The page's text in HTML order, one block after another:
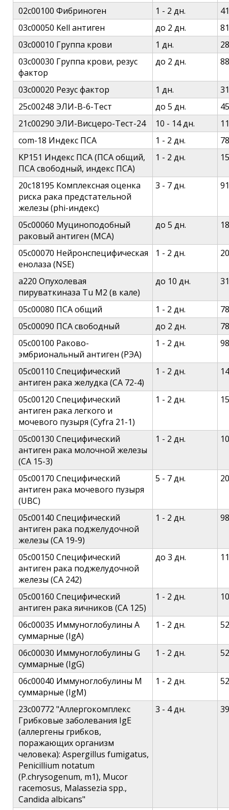
02c00100 Фибриноген 1 - 2 дн.
03c00050 Kell антиген
до 2 дн.
03c00010 Группа крови
1 дн.
03c00030 Группа крови, резус
фактор
до 2 дн.
03c00020 Резус фактор 1 дн.
25c00248 ЭЛИ-В-6-Тест
до 5 дн.
21c00290 ЭЛИ-Висцеро-Тест-24
10 - 14 дн.
com-18 Индекс ПСА
1 - 2 дн.
KP151 Индекс ПСА (ПСА общий,
ПСА свободный, индекс ПСА)
1 - 2 дн.
20c18195 Комплексная оценка
риска рака предстательной
железы (phi-индекс)
3 - 7 дн.
05c00060 Муциноподобный
раковый антиген (МСА)
до 5 дн.
05c00070 Нейронспецифическая
енолаза (NSE)
1 - 2 дн.
a220 Опухолевая
пируваткиназа Тu M2 (в кале)
до 10 дн.
05c00080 ПСА общий 1 - 2 дн.
05c00090 ПСА свободный
до 2 дн.
05c00100 Раково-
эмбриональный антиген (РЭА)
1 - 2 дн.
05c00110 Специфический
антиген рака желудка (СА 72-4)
1 - 2 дн.
05c00120 Специфический
антиген рака легкого и
мочевого пузыря (Cyfra 21-1)
1 - 2 дн.
05c00130 Специфический
антиген рака молочной железы
(СА 15-3)
1 - 2 дн.
05c00170 Специфический
антиген рака мочевого пузыря
(UBC)
5 - 7 дн.
05c00140 Специфический
антиген рака поджелудочной
железы (СА 19-9)
1 - 2 дн.
05c00150 Специфический
антиген рака поджелудочной
железы (СА 242)
до 3 дн.
05c00160 Специфический
антиген рака яичников (СА 125)
1 - 2 дн.
06c00035 Иммуноглобулины A
суммарные (IgA)
1 - 2 дн.
06c00030 Иммуноглобулины G
суммарные (IgG)
1 - 2 дн.
06c00040 Иммуноглобулины М
суммарные (IgM)
1 - 2 дн.
23c00772 "Аллергокомплекс
Грибковые заболевания IgE
(аллергены грибков,
поражающих организм
человека): Aspergillus fumigatus,
Penicillium notatum
(P.chrysogenum, m1), Mucor
racemosus, Malassezia spp.,
Candida albicans"
3 - 4 дн.